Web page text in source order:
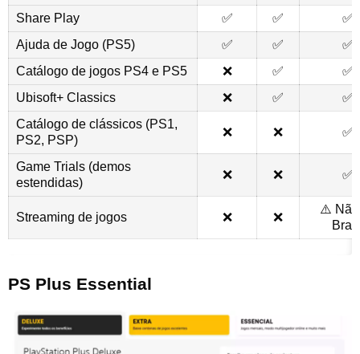
Share Play ✅ ✅
✅
Ajuda de Jogo (PS5)
✅ ✅
✅
Catálogo de jogos PS4 e PS5
❌ ✅
✅
Ubisoft+ Classics
❌ ✅
✅
Catálogo de clássicos (PS1,
PS2, PSP)
❌ ❌ ✅
Game Trials (demos
estendidas)
❌ ❌ ✅
Streaming de jogos ❌ ❌
⚠️ Não
PS Plus Essential